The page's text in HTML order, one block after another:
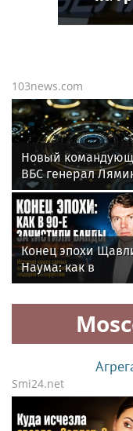
103news.com
Новый
ВБС генерал
оказался
Белоруссии
Конец эпохи
Наума: как в
девяностые годы
ликвидировали
криминальные
группировки в
Smi24.net